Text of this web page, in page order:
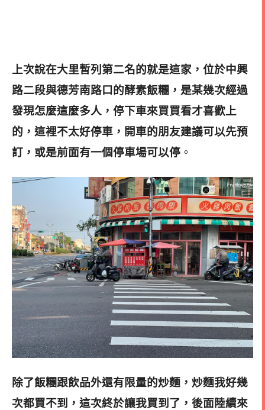
上次說在大里暫列第二名的就是這家，位於中興
路二段與德芳南路口的酵素飯糰，是某幾次經過
發現怎麼這麼多人，停下車來買買看才喜歡上
的，這裡不太好停車，開車的朋友建議可以先預
訂，或是前面有一個停車場可以停 。
除了飯糰跟飲品外還有限量的炒麵，炒麵我好幾
次都買不到，這次終於讓我買到了，後面陸續來